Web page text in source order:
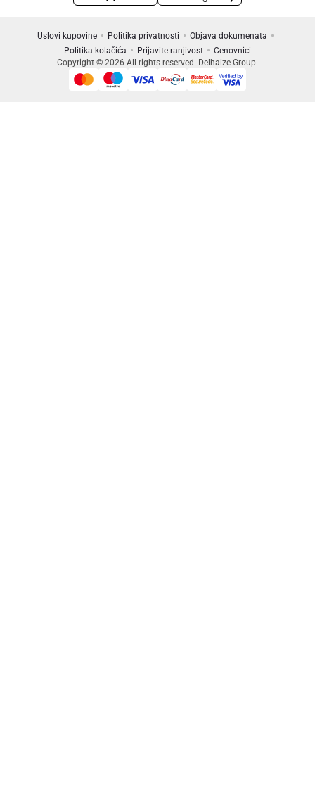
Uslovi kupovine Politika privatnosti
Objava dokumenata
Politika kolačića
Prijavite ranjivost
Cenovnici
Copyright © 2026 All rights reserved. Delhaize Group.